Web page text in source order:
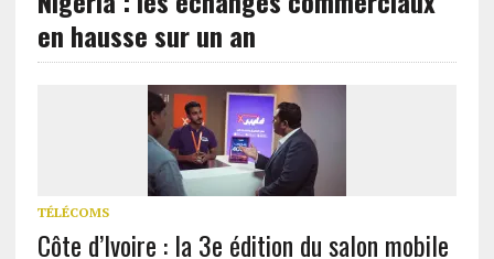
en hausse sur un an
TÉLÉCOMS
Côte d’Ivoire : la 3e édition du salon mobile